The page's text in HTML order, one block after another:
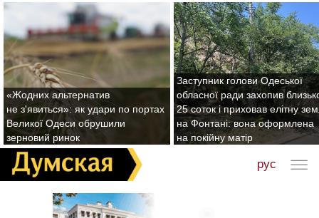
«Жодних альтернатив
не з'явиться»: як удари по портах
Великої Одеси обрушили
зерновий ринок
Заступник голови Одеської
обласної ради захопив
25 соток і приховав елітну
на Фонтані: вона оформлена
на покійну матір
рус